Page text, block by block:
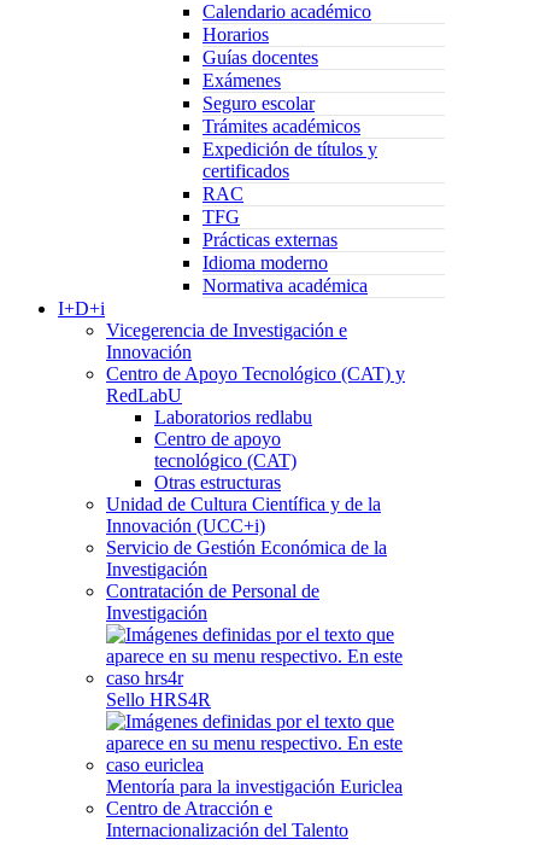
Calendario académico
Horarios
Guías docentes
Exámenes
Seguro escolar
Trámites académicos
Expedición de títulos y
certificados
RAC
TFG
Prácticas externas
Idioma moderno
Normativa académica
I+D+i
Vicegerencia de Investigación e
Innovación
Centro de Apoyo Tecnológico (CAT) y
RedLabU
Laboratorios redlabu
Centro de apoyo
tecnológico (CAT)
Otras estructuras
Unidad de Cultura Científica y de la
Innovación (UCC+i)
Servicio de Gestión Económica de la
Investigación
Contratación de Personal de
Investigación
Sello HRS4R
Mentoría para la investigación Euriclea
Centro de Atracción e
Internacionalización del Talento